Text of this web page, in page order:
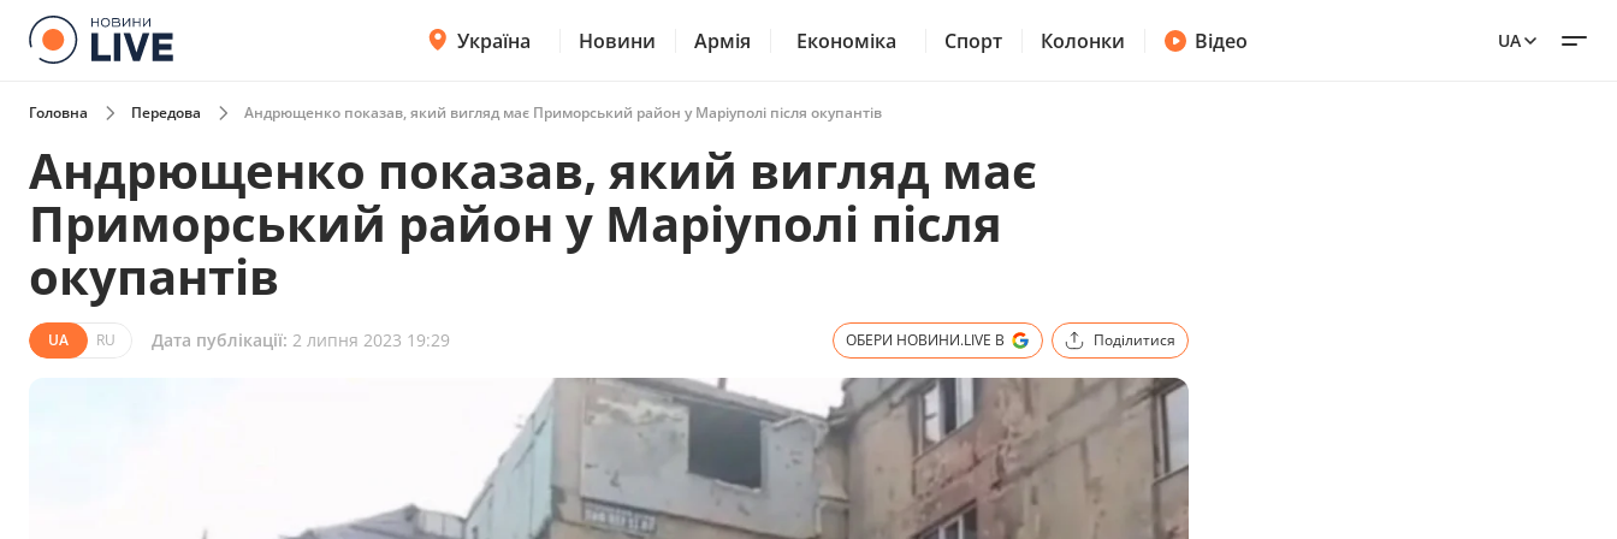
Україна Новини Армія Економіка Спорт Колонки Відео UA
Головна Передова Андрющенко показав, який вигляд має Приморський район у Маріуполі після окупантів
Андрющенко показав, який вигляд має
Приморський район у Маріуполі після
окупантів
UA RU Дата публікації: 2 липня 2023 19:29 ОБЕРИ НОВИНИ.LIVE В Поділитися